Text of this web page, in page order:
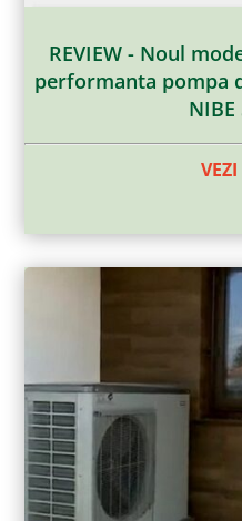
REVIEW - Noul
performanta pompa
NIBE